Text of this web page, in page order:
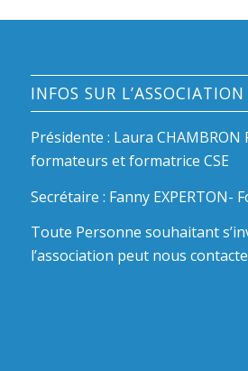
INFOS SUR L’ASSOCIATION
Présidente : Laura CHAMBRON
formateurs et formatrice CSE
Secrétaire : Fanny EXPERTON-
Toute Personne souhaitant
l’association peut nous